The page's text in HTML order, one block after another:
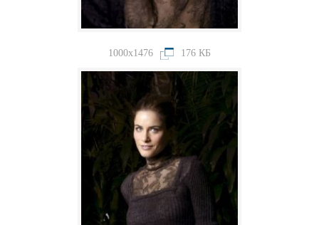
1000x1476 176 КБ